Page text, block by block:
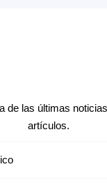
de las últimas
artículos.